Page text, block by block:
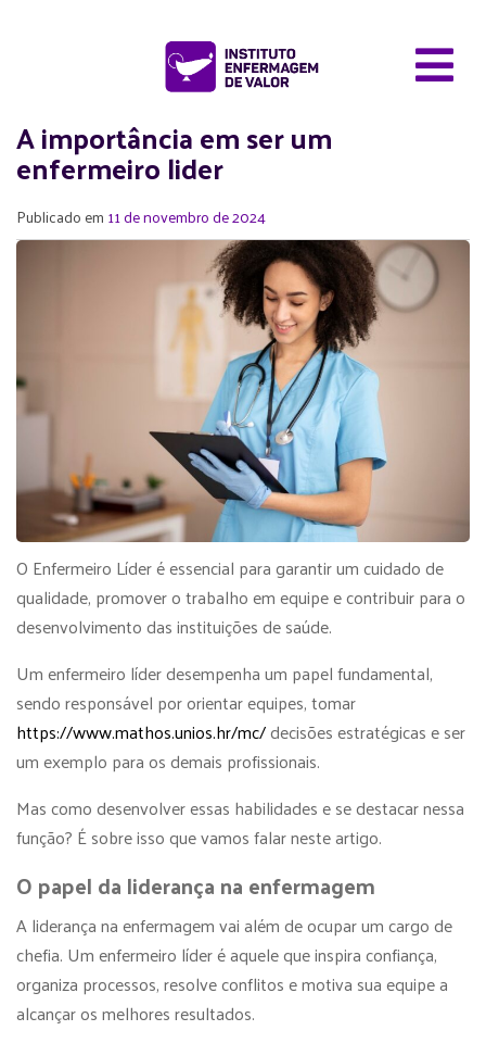
A importância em ser um
enfermeiro lider
Publicado em 11 de novembro de 2024
O Enfermeiro Líder é essencial para garantir um cuidado de
qualidade, promover o trabalho em equipe e contribuir para o
desenvolvimento das instituições de saúde.
Um enfermeiro líder desempenha um papel fundamental,
sendo responsável por orientar equipes, tomar
https://www.mathos.unios.hr/mc/decisões estratégicas e ser
um exemplo para os demais profissionais.
Mas como desenvolver essas habilidades e se destacar nessa
função? É sobre isso que vamos falar neste artigo.
O papel da liderança na enfermagem
A liderança na enfermagem vai além de ocupar um cargo de
chefia. Um enfermeiro líder é aquele que inspira confiança,
organiza processos, resolve conflitos e motiva sua equipe a
alcançar os melhores resultados.